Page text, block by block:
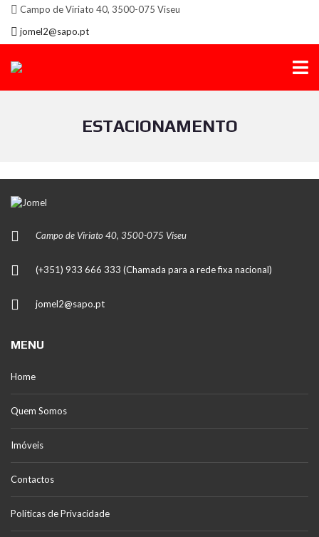
Campo de Viriato 40, 3500-075 Viseu
jomel2@sapo.pt
ESTACIONAMENTO
Campo de Viriato 40, 3500-075 Viseu
(+351) 933 666 333 (Chamada para a rede fixa nacional)
jomel2@sapo.pt
MENU
Home
Quem Somos
Imóveis
Contactos
Políticas de Privacidade